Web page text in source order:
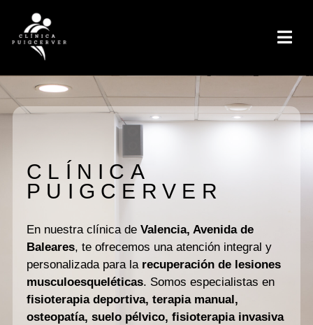
CLÍNICA
PUIGCERVER
En nuestra clínica de Valencia, Avenida de
Baleares, te ofrecemos una atención integral y
personalizada para la recuperación de lesiones
musculoesqueléticas. Somos especialistas en
fisioterapia deportiva, terapia manual,
osteopatía, suelo pélvico, fisioterapia invasiva